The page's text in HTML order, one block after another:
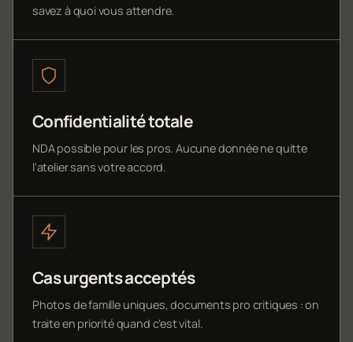
savez à quoi vous attendre.
Confidentialité totale
NDA possible pour les pros. Aucune donnée ne quitte
l'atelier sans votre accord.
Cas urgents acceptés
Photos de famille uniques, documents pro critiques : on
traite en priorité quand c'est vital.